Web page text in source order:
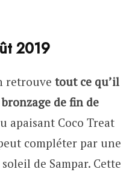
2019
retrouve tout ce qu’il
de fin de
apaisant Coco Treat
compléter par une
de Sampar. Cette